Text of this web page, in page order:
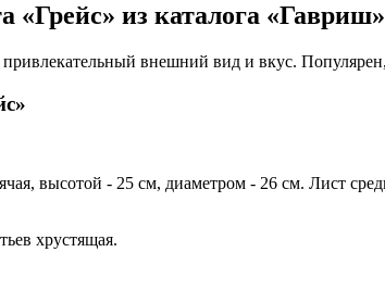
«Грейс» из каталога «Гавриш»
внешний вид и вкус.
высотой - 25 см, диаметром - 26 см. Лист
хрустящая.